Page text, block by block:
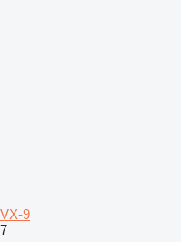
VX-9
7